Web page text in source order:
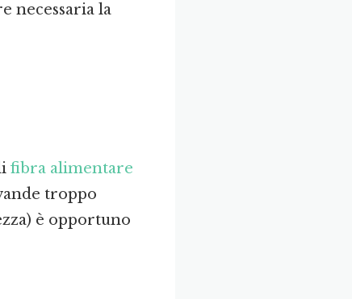
necessaria la
fibra alimentare
troppo
è opportuno